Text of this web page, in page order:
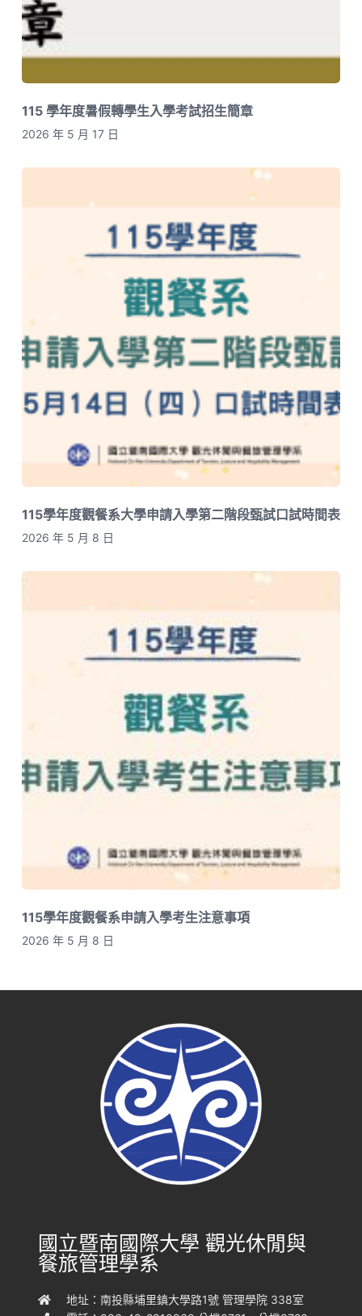
115 學年度暑假轉學生入學考試招生簡章
2026 年 5 月 17 日
115學年度觀餐系大學申請入學第二階段甄試口試時間表
2026 年 5 月 8 日
115學年度觀餐系申請入學考生注意事項
2026 年 5 月 8 日
國立暨南國際大學 觀光休閒與
餐旅管理學系
地址：南投縣埔里鎮大學路1號 管理學院 338室